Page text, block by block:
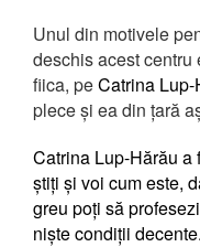
Unul din motivele
deschis acest centru
fiica, peCatrina Lup-
plece și ea din țară
Catrina Lup-Hărău a
știți și voi cum este,
greu poți să
niște condiții decente.